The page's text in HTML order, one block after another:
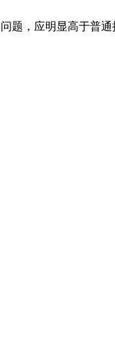
题，应明显高于普通